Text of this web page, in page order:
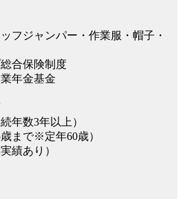
フジャンパー・作業服・帽子・
合保険制度
年金基金
年数3年以上）
まで※定年60歳）
績あり）